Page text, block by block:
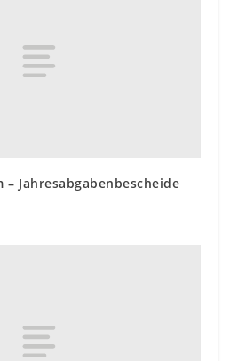
Jahresabgabenbescheide